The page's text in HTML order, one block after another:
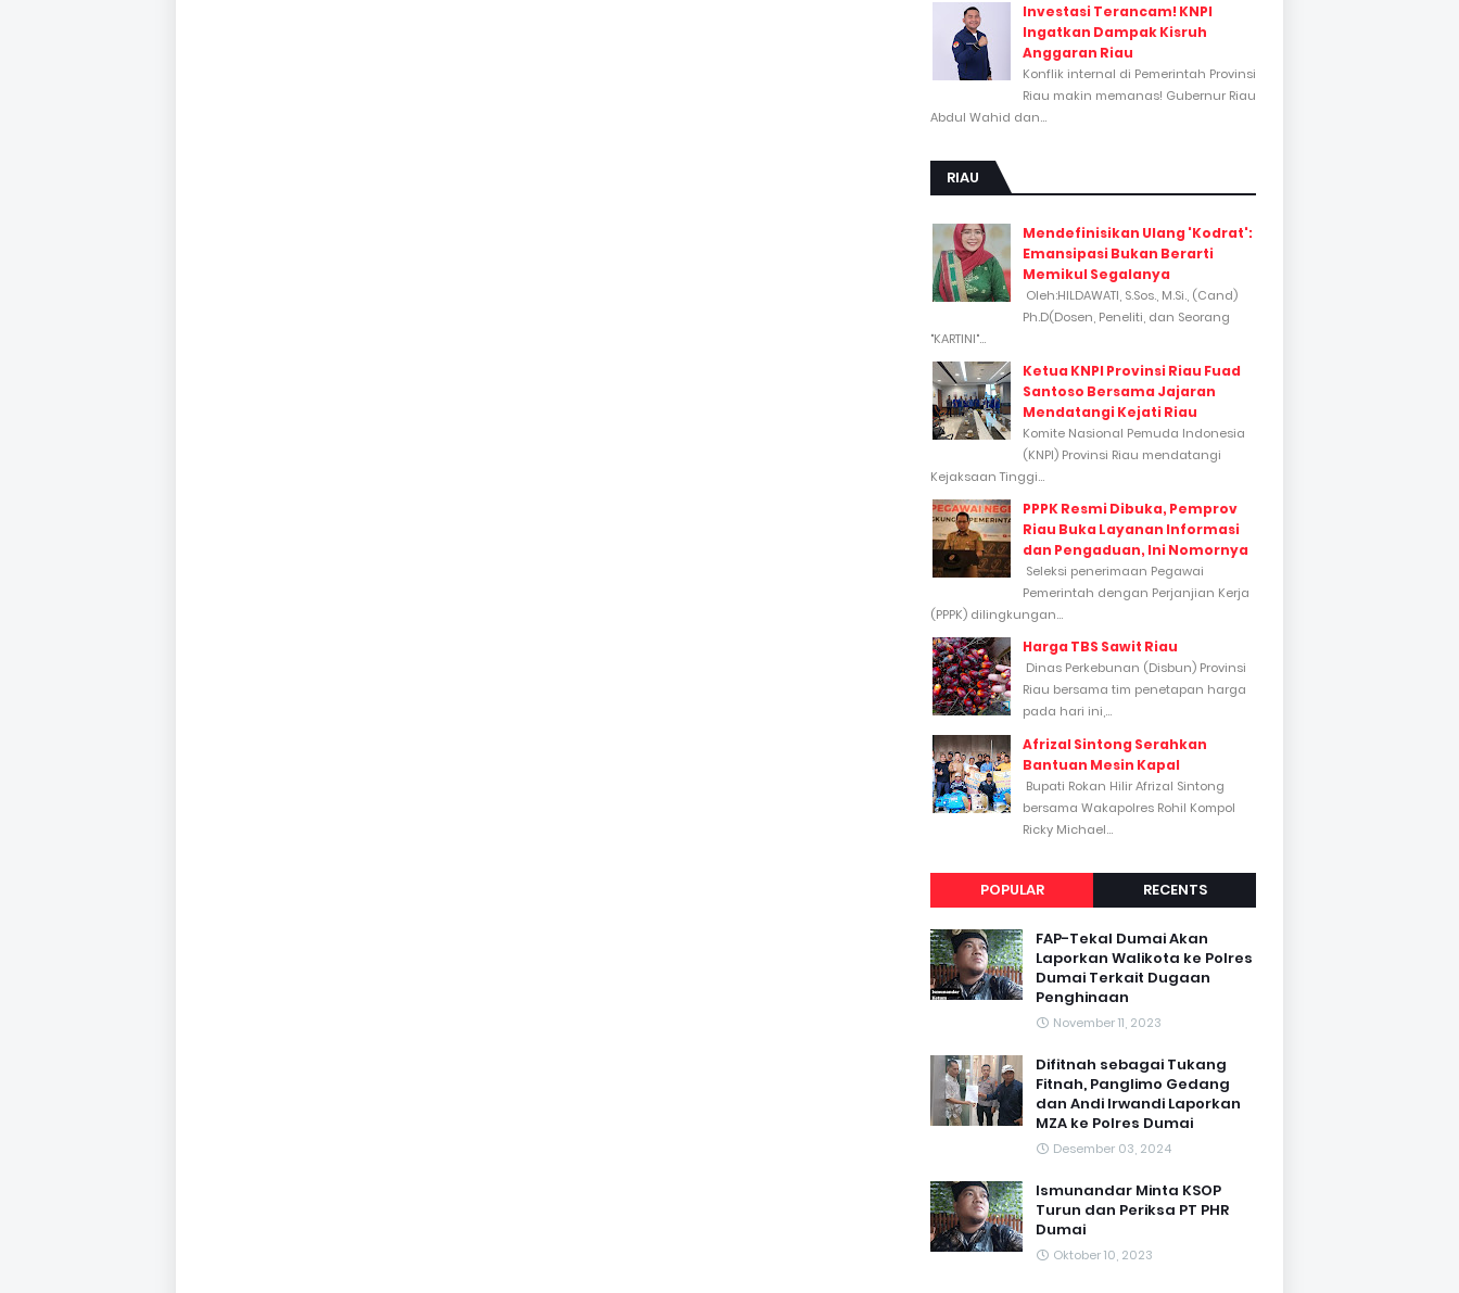
Investasi Terancam! KNPI
Ingatkan Dampak Kisruh
Anggaran Riau
Konflik internal di Pemerintah Provinsi
Riau makin memanas! Gubernur Riau
Abdul Wahid dan...
RIAU
Mendefinisikan Ulang 'Kodrat':
Emansipasi Bukan Berarti
Memikul Segalanya
Oleh:HILDAWATI, S.Sos., M.Si., (Cand)
Ph.D(Dosen, Peneliti, dan Seorang
"KARTINI"...
Ketua KNPI Provinsi Riau Fuad
Santoso Bersama Jajaran
Mendatangi Kejati Riau
Komite Nasional Pemuda Indonesia
(KNPI) Provinsi Riau mendatangi
Kejaksaan Tinggi...
PPPK Resmi Dibuka, Pemprov
Riau Buka Layanan Informasi
dan Pengaduan, Ini Nomornya
Seleksi penerimaan Pegawai
Pemerintah dengan Perjanjian Kerja
(PPPK) dilingkungan...
Harga TBS Sawit Riau
Dinas Perkebunan (Disbun) Provinsi
Riau bersama tim penetapan harga
pada hari ini,...
Afrizal Sintong Serahkan
Bantuan Mesin Kapal
Bupati Rokan Hilir Afrizal Sintong
bersama Wakapolres Rohil Kompol
Ricky Michael...
POPULAR RECENTS
FAP-Tekal Dumai Akan
Laporkan Walikota ke Polres
Dumai Terkait Dugaan
Penghinaan
November 11, 2023
Difitnah sebagai Tukang
Fitnah, Panglimo Gedang
dan Andi Irwandi Laporkan
MZA ke Polres Dumai
Desember 03, 2024
Ismunandar Minta KSOP
Turun dan Periksa PT PHR
Dumai
Oktober 10, 2023